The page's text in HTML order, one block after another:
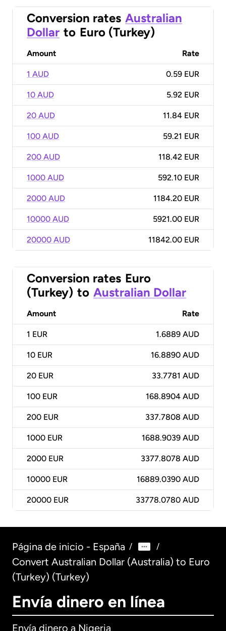
Conversion rates Australian
Dollar to Euro (Turkey)
Amount Rate
1 AUD 0.59 EUR
10 AUD 5.92 EUR
20 AUD 11.84 EUR
100 AUD 59.21 EUR
200 AUD 118.42 EUR
1000 AUD 592.10 EUR
2000 AUD 1184.20 EUR
10000 AUD 5921.00 EUR
20000 AUD 11842.00 EUR
Conversion rates Euro
(Turkey) to Australian Dollar
Amount Rate
1 EUR 1.6889 AUD
10 EUR 16.8890 AUD
20 EUR 33.7781 AUD
100 EUR 168.8904 AUD
200 EUR 337.7808 AUD
1000 EUR 1688.9039 AUD
2000 EUR 3377.8078 AUD
10000 EUR 16889.0390 AUD
20000 EUR 33778.0780 AUD
Página de inicio - España / /
Convert Australian Dollar (Australia) to Euro
(Turkey) (Turkey)
Envía dinero en línea
Envía dinero a Nigeria